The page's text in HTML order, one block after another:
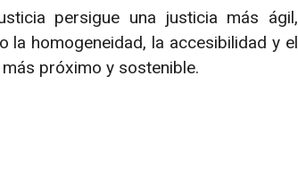
persigue una justicia más ágil,
la homogeneidad, la accesibilidad y el
próximo y sostenible.